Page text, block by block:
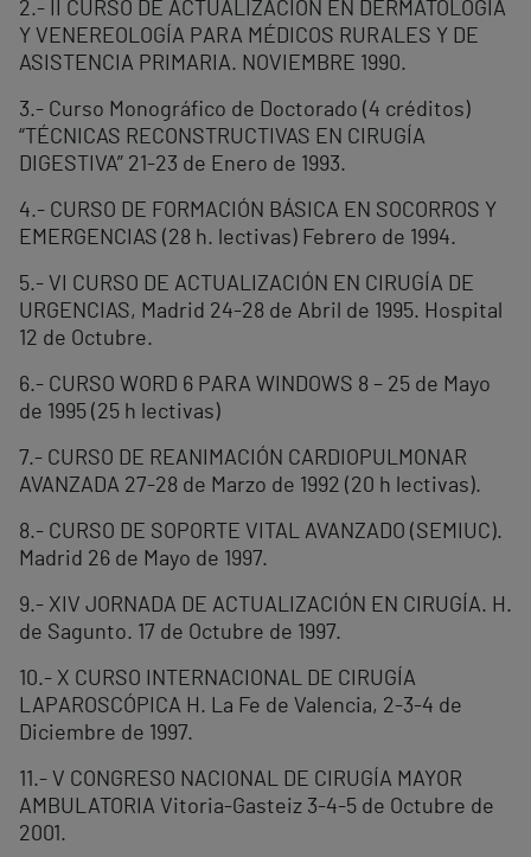
2.- II CURSO DE ACTUALIZACIÓN EN DERMATOLOGÍA
Y VENEREOLOGÍA PARA MÉDICOS RURALES Y DE
ASISTENCIA PRIMARIA. NOVIEMBRE 1990.
3.- Curso Monográfico de Doctorado (4 créditos)
“TÉCNICAS RECONSTRUCTIVAS EN CIRUGÍA
DIGESTIVA” 21-23 de Enero de 1993.
4.- CURSO DE FORMACIÓN BÁSICA EN SOCORROS Y
EMERGENCIAS (28 h. lectivas) Febrero de 1994.
5.- VI CURSO DE ACTUALIZACIÓN EN CIRUGÍA DE
URGENCIAS, Madrid 24-28 de Abril de 1995. Hospital
12 de Octubre.
6.- CURSO WORD 6 PARA WINDOWS 8 – 25 de Mayo
de 1995 (25 h lectivas)
7.- CURSO DE REANIMACIÓN CARDIOPULMONAR
AVANZADA 27-28 de Marzo de 1992 (20 h lectivas).
8.- CURSO DE SOPORTE VITAL AVANZADO (SEMIUC).
Madrid 26 de Mayo de 1997.
9.- XIV JORNADA DE ACTUALIZACIÓN EN CIRUGÍA. H.
de Sagunto. 17 de Octubre de 1997.
10.- X CURSO INTERNACIONAL DE CIRUGÍA
LAPAROSCÓPICA H. La Fe de Valencia, 2-3-4 de
Diciembre de 1997.
11.- V CONGRESO NACIONAL DE CIRUGÍA MAYOR
AMBULATORIA Vitoria-Gasteiz 3-4-5 de Octubre de
2001.